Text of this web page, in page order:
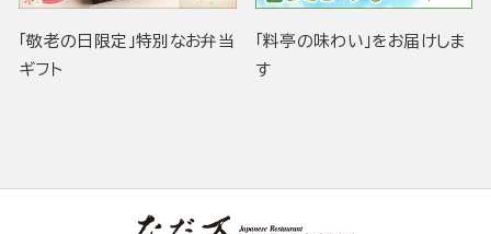
「敬老の日限定」特別なお弁当
ギフト
「料亭の味わい」をお届けしま
す